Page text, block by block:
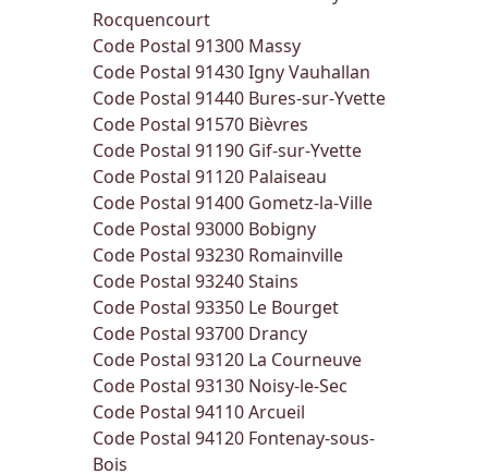
Rocquencourt
Code Postal 91300 Massy
Code Postal 91430IgnyVauhallan
Code Postal 91440 Bures-sur-Yvette
Code Postal 91570 Bièvres
Code Postal 91190 Gif-sur-Yvette
Code Postal 91120 Palaiseau
Code Postal 91400 Gometz-la-Ville
Code Postal 93000 Bobigny
Code Postal 93230 Romainville
Code Postal 93240Stains
Code Postal 93350 Le Bourget
Code Postal 93700 Drancy
Code Postal 93120 La Courneuve
Code Postal 93130 Noisy-le-Sec
Code Postal 94110Arcueil
Code Postal 94120 Fontenay-sous-
Bois